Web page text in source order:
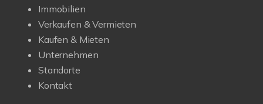
Immobilien
Verkaufen & Vermieten
Kaufen & Mieten
Unternehmen
Standorte
Kontakt